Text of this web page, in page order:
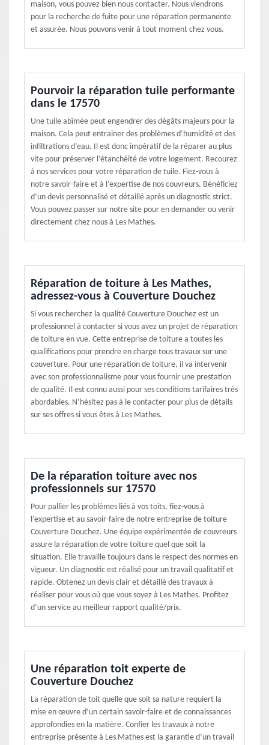
maison, vous pouvez bien nous contacter. Nous viendrons
pour la recherche de fuite pour une réparation permanente
et assurée. Nous pouvons venir à tout moment chez vous.
Pourvoir la réparation tuile performante
dans le 17570
Une tuile abîmée peut engendrer des dégâts majeurs pour la
maison. Cela peut entrainer des problèmes d’humidité et des
infiltrations d’eau. Il est donc impératif de la réparer au plus
vite pour préserver l’étanchéité de votre logement. Recourez
à nos services pour votre réparation de tuile. Fiez-vous à
notre savoir-faire et à l’expertise de nos couvreurs. Bénéficiez
d’un devis personnalisé et détaillé après un diagnostic strict.
Vous pouvez passer sur notre site pour en demander ou venir
directement chez nous à Les Mathes.
Réparation de toiture à Les Mathes,
adressez-vous à Couverture Douchez
Si vous recherchez la qualité Couverture Douchez est un
professionnel à contacter si vous avez un projet de réparation
de toiture en vue. Cette entreprise de toiture a toutes les
qualifications pour prendre en charge tous travaux sur une
couverture. Pour une réparation de toiture, il va intervenir
avec son professionnalisme pour vous fournir une prestation
de qualité. Il est connu aussi pour ses conditions tarifaires très
abordables. N’hésitez pas à le contacter pour plus de détails
sur ses offres si vous êtes à Les Mathes.
De la réparation toiture avec nos
professionnels sur 17570
Pour pallier les problèmes liés à vos toits, fiez-vous à
l’expertise et au savoir-faire de notre entreprise de toiture
Couverture Douchez. Une équipe expérimentée de couvreurs
assure la réparation de votre toiture quel que soit la
situation. Elle travaille toujours dans le respect des normes en
vigueur. Un diagnostic est réalisé pour un travail qualitatif et
rapide. Obtenez un devis clair et détaillé des travaux à
réaliser pour vous où que vous soyez à Les Mathes. Profitez
d’un service au meilleur rapport qualité/prix.
Une réparation toit experte de
Couverture Douchez
La réparation de toit quelle que soit sa nature requiert la
mise en œuvre d’un certain savoir-faire et de connaissances
approfondies en la matière. Confier les travaux à notre
entreprise présente à Les Mathes est la garantie d’un travail